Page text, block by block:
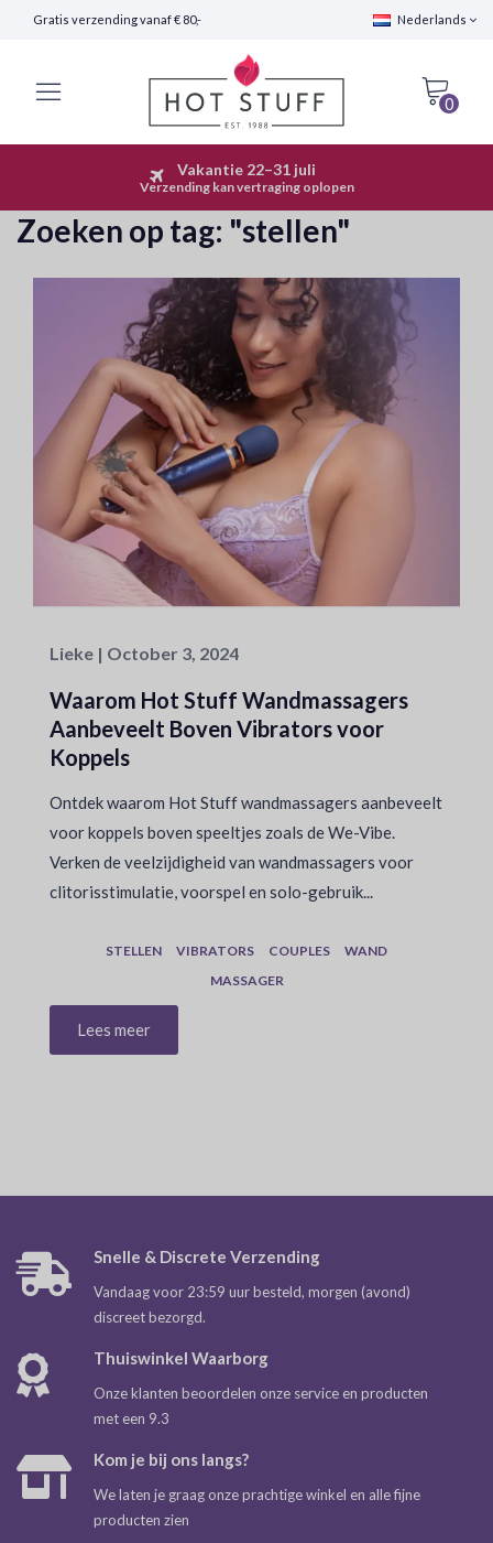
Gratis verzending vanaf € 80,- Nederlands
0
Snelle Verzending (24 uur)
Vakantie 22–31 juli
Verzending kan vertraging oplopen
Zoeken op tag: "stellen"
Lieke | October 3, 2024
Waarom Hot Stuff Wandmassagers
Aanbeveelt Boven Vibrators voor
Koppels
Ontdek waarom Hot Stuff wandmassagers aanbeveelt
voor koppels boven speeltjes zoals de We-Vibe.
Verken de veelzijdigheid van wandmassagers voor
clitorisstimulatie, voorspel en solo-gebruik...
STELLEN VIBRATORS COUPLES
WAND
MASSAGER
Lees meer
Snelle & Discrete Verzending
Vandaag voor 23:59 uur besteld, morgen (avond)
discreet bezorgd.
Thuiswinkel Waarborg
Onze klanten beoordelen onze service en producten
met een 9.3
Kom je bij ons langs?
We laten je graag onze prachtige winkel en alle fijne
producten zien